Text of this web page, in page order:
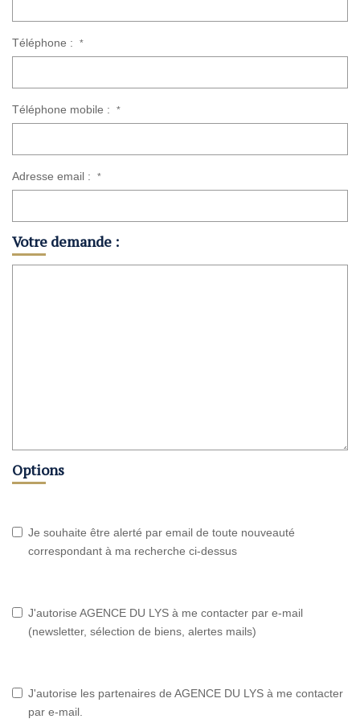
Téléphone : *
Téléphone mobile : *
Adresse email : *
Votre demande :
Options
Je souhaite être alerté par email de toute nouveauté
correspondant à ma recherche ci-dessus
J'autorise AGENCE DU LYS à me contacter par e-mail
(newsletter, sélection de biens, alertes mails)
J'autorise les partenaires de AGENCE DU LYS à me contacter
par e-mail.